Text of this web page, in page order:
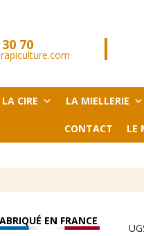
70
LA CIRE LA MIELLERIE
CONTACT
LE
EN FRANCE